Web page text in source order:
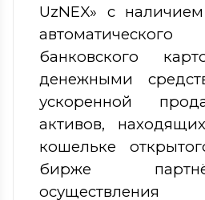
UzNEX» с
банковского
денежными
ускоренной
активов,
кошельке
бирже